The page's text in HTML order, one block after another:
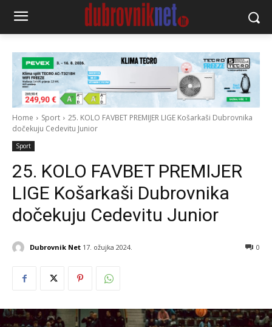
Home Sport
25. KOLO FAVBET PREMIJER LIGE Košarkaši Dubrovnika
dočekuju Cedevitu Junior
Sport
25. KOLO FAVBET PREMIJER
LIGE Košarkaši Dubrovnika
dočekuju Cedevitu Junior
Dubrovnik Net 17. ožujka 2024. 0